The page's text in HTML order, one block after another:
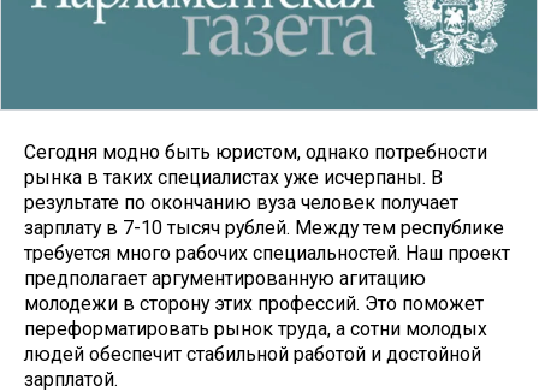
Сегодня модно быть юристом, однако потребности
рынка в таких специалистах уже исчерпаны. В
результате по окончанию вуза человек получает
зарплату в 7-10 тысяч рублей. Между тем республике
требуется много рабочих специальностей. Наш проект
предполагает аргументированную агитацию
молодежи в сторону этих профессий. Это поможет
переформатировать рынок труда, а сотни молодых
людей обеспечит стабильной работой и достойной
зарплатой.